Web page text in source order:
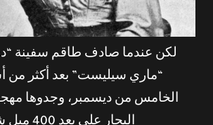
لكن عندما صادف طاقم سفينة
“ماري سيليست” بعد أكثر من
الخامس من ديسمبر، وجدوها